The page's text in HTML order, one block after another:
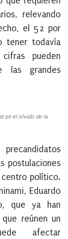
relevando
el 52 por
tener todavía
pueden
las grandes
en el olvido de la
postulaciones
político.
Eduardo
que ya han
reúnen un
afectar